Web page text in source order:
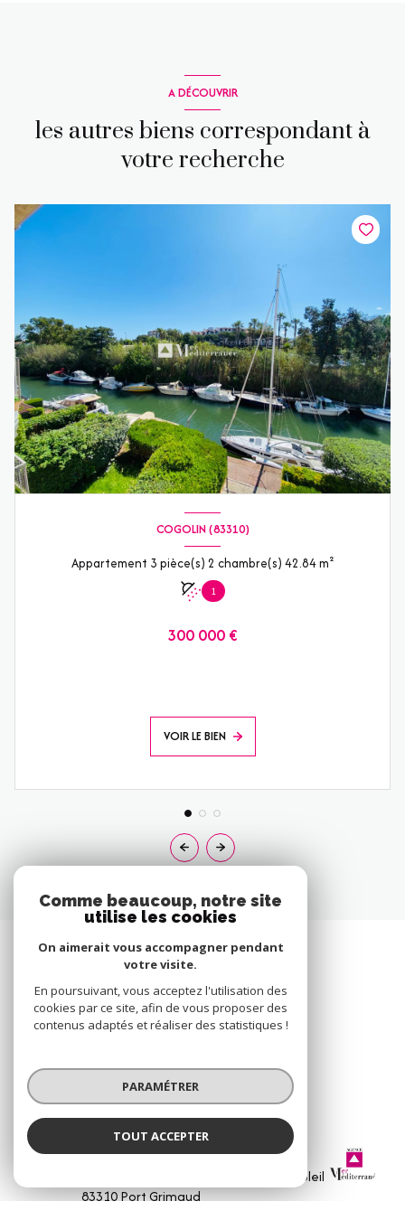
Agence Mer Méditerranée
A DÉCOUVRIR
les autres biens correspondant à
votre recherche
COGOLIN (83310)
Appartement 3 pièce(s) 2 chambre(s) 42.84 m²
1
300 000 €
VOIR LE BIEN
1, Avenue de la Mer - Les Vitrines du Soleil
83310Port Grimaud
Comme beaucoup, notre site
utilise les cookies
On aimerait vous accompagner pendant
votre visite.
En poursuivant, vous acceptez l'utilisation des
cookies par ce site, afin de vous proposer des
contenus adaptés et réaliser des statistiques !
PARAMÉTRER
TOUT ACCEPTER